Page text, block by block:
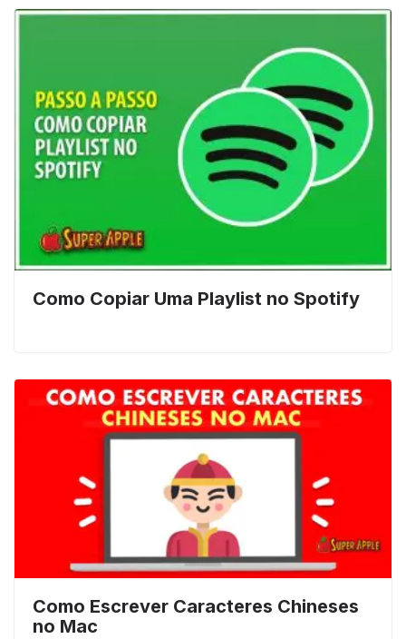
Como Copiar Uma Playlist no Spotify
Como Escrever Caracteres Chineses
no Mac